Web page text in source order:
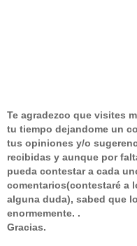
Te agradezco que visites
tu tiempo dejandome un
tus opiniones y/o
recibidas y aunque por
pueda contestar a cada
comentarios(contestaré a
alguna duda), sabed que
enormemente. .
Gracias.